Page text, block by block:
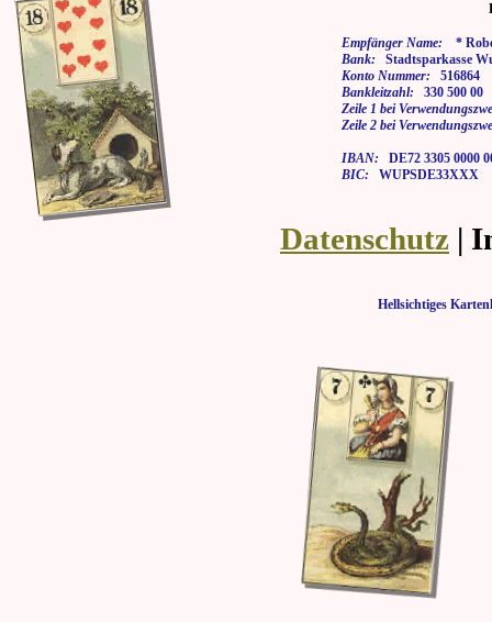
Empfänger Name: *
Bank: Stadtsparkasse
Konto Nummer: 516864
Bankleitzahl: 330 500 00
Zeile 1 bei
Zeile 2 bei
IBAN: DE72 3305 0000
BIC: WUPSDE33XXX
Datenschutz |
Hellsichtiges